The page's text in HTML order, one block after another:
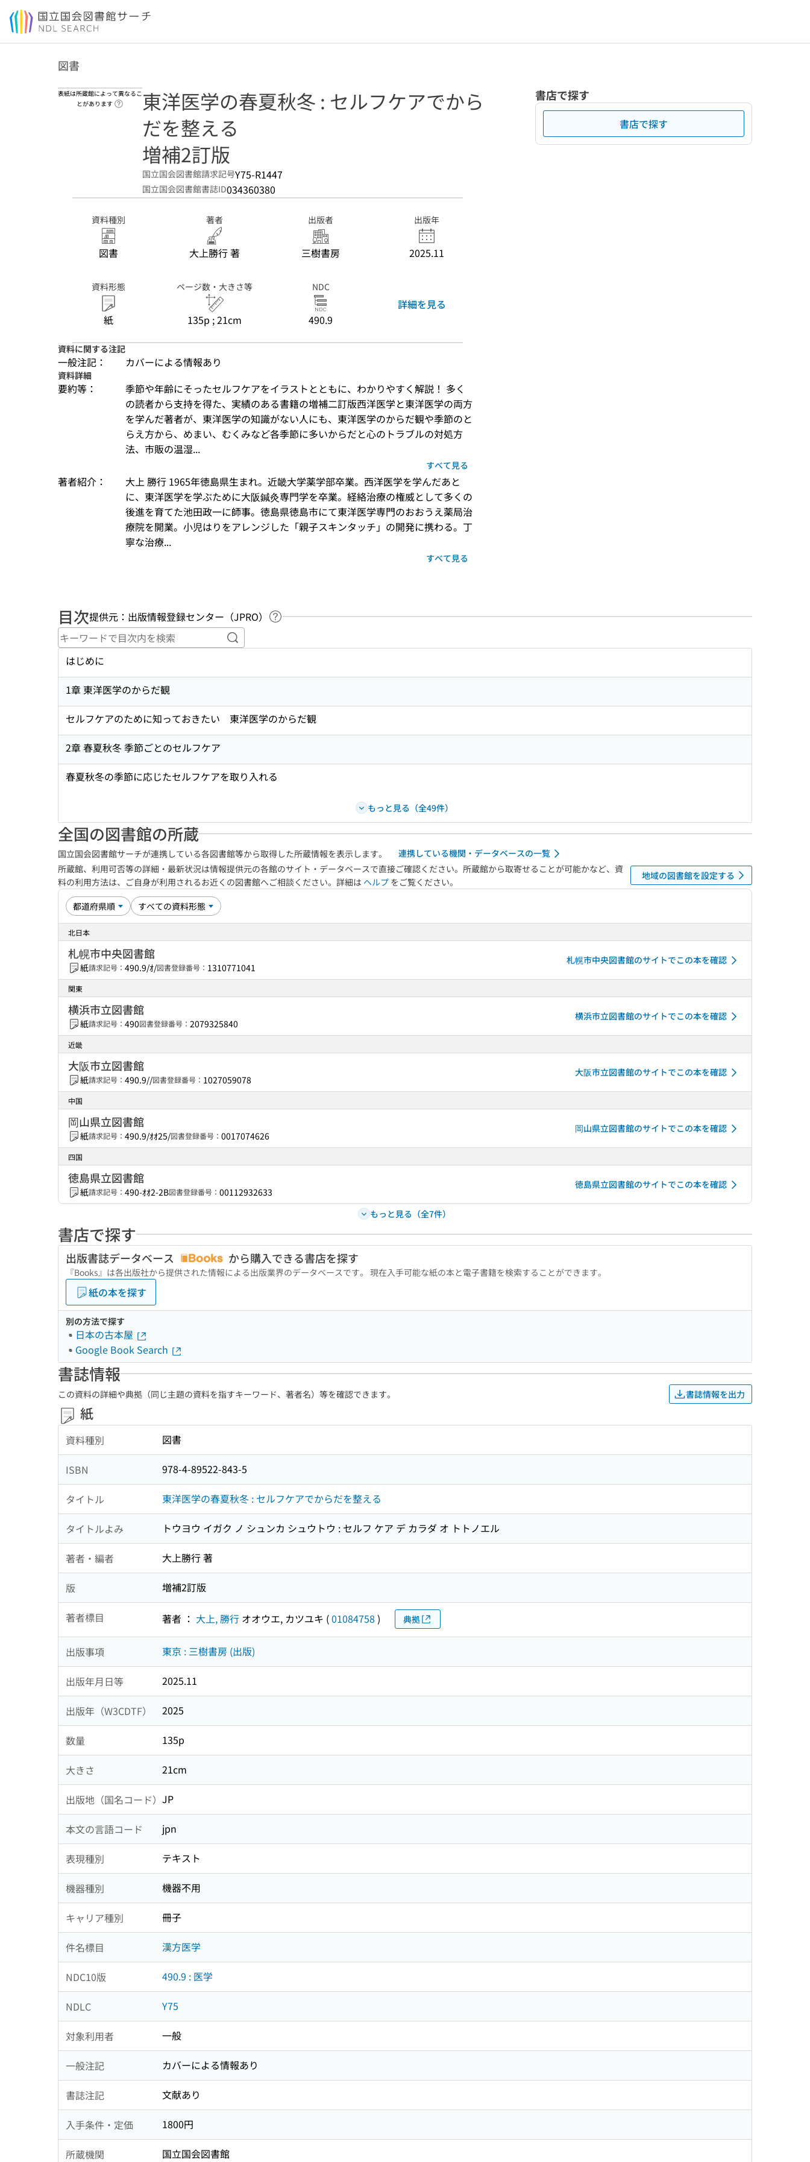
本文へ移動
図書
表紙は所蔵館によって異なるこ
とがあります
ヘルプページへのリンク
東洋医学の春夏秋冬 : セルフケアでから
だを整える
増補2訂版
国立国会図書館請求記号Y75-R1447
国立国会図書館書誌ID034360380
資料種別
図書
著者
大上勝行 著
出版者
三樹書房
出版年
2025.11
資料形態
紙
ページ数・大きさ等
135p ; 21cm
NDC
490.9
詳細を見る
資料に関する注記
一般注記： カバーによる情報あり
資料詳細
要約等：
季節や年齢にそったセルフケアをイラストとともに、わかりやすく解説！ 多く
の読者から支持を得た、実績のある書籍の増補二訂版西洋医学と東洋医学の両方
を学んだ著者が、東洋医学の知識がない人にも、東洋医学のからだ観や季節のと
らえ方から、めまい、むくみなど各季節に多いからだと心のトラブルの対処方
法、市販の温湿...
すべて見る
著者紹介：
大上 勝行 1965年徳島県生まれ。近畿大学薬学部卒業。西洋医学を学んだあと
に、東洋医学を学ぶために大阪鍼灸専門学を卒業。経絡治療の権威として多くの
後進を育てた池田政一に師事。徳島県徳島市にて東洋医学専門のおおうえ薬局治
療院を開業。小児はりをアレンジした「親子スキンタッチ」の開発に携わる。丁
寧な治療...
すべて見る
書店で探す
書店で探す
目次提供元：出版情報登録センター（JPRO）
ヘルプページへのリンク
キーワードで目次内を検索
はじめに
1章 東洋医学のからだ観
セルフケアのために知っておきたい 東洋医学のからだ観
2章 春夏秋冬 季節ごとのセルフケア
春夏秋冬の季節に応じたセルフケアを取り入れる
もっと見る（全49件）
全国の図書館の所蔵
国立国会図書館サーチが連携している各図書館等から取得した所蔵情報を表示します。
連携している機関・データベースの一覧
所蔵館、利用可否等の詳細・最新状況は情報提供元の各館のサイト・データベースで直接ご確認ください。所蔵館から取寄せることが可能かなど、資
料の利用方法は、ご自身が利用されるお近くの図書館へご相談ください。詳細は ヘルプ をご覧ください。
地域の図書館を設定する
北日本
札幌市中央図書館
紙請求記号： 490.9/ｵ/図書登録番号： 1310771041
札幌市中央図書館のサイトでこの本を確認
関東
横浜市立図書館
紙請求記号： 490図書登録番号： 2079325840
横浜市立図書館のサイトでこの本を確認
近畿
大阪市立図書館
紙請求記号： 490.9//図書登録番号： 1027059078
大阪市立図書館のサイトでこの本を確認
中国
岡山県立図書館
紙請求記号： 490.9/ｵｵ25/図書登録番号： 0017074626
岡山県立図書館のサイトでこの本を確認
四国
徳島県立図書館
紙請求記号： 490-ｵｵ2-2B図書登録番号： 00112932633
徳島県立図書館のサイトでこの本を確認
もっと見る（全7件）
書店で探す
出版書誌データベース から購入できる書店を探す
『Books』は各出版社から提供された情報による出版業界のデータベースです。 現在入手可能な紙の本と電子書籍を検索することができます。
紙の本を探す
別の方法で探す
日本の古本屋
Google Book Search
書誌情報
この資料の詳細や典拠（同じ主題の資料を指すキーワード、著者名）等を確認できます。 書誌情報を出力
紙
資料種別 図書
ISBN 978-4-89522-843-5
タイトル 東洋医学の春夏秋冬 : セルフケアでからだを整える
タイトルよみ トウヨウ イガク ノ シュンカ シュウトウ : セルフ ケア デ カラダ オ トトノエル
著者・編者 大上勝行 著
版 増補2訂版
著者標目 著者 ： 大上, 勝行 オオウエ, カツユキ (01084758 ) 典拠
出版事項 東京 : 三樹書房 (出版)
出版年月日等 2025.11
出版年（W3CDTF） 2025
数量 135p
大きさ 21cm
出版地（国名コード） JP
本文の言語コード jpn
表現種別 テキスト
機器種別 機器不用
キャリア種別 冊子
件名標目 漢方医学
NDC10版 490.9 : 医学
NDLC Y75
対象利用者 一般
一般注記 カバーによる情報あり
書誌注記 文献あり
入手条件・定価 1800円
所蔵機関 国立国会図書館